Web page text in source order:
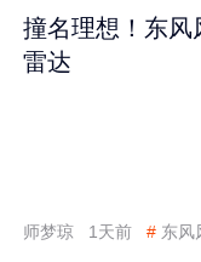
撞名理想！东
雷达
师梦琼 1天前 # 东风